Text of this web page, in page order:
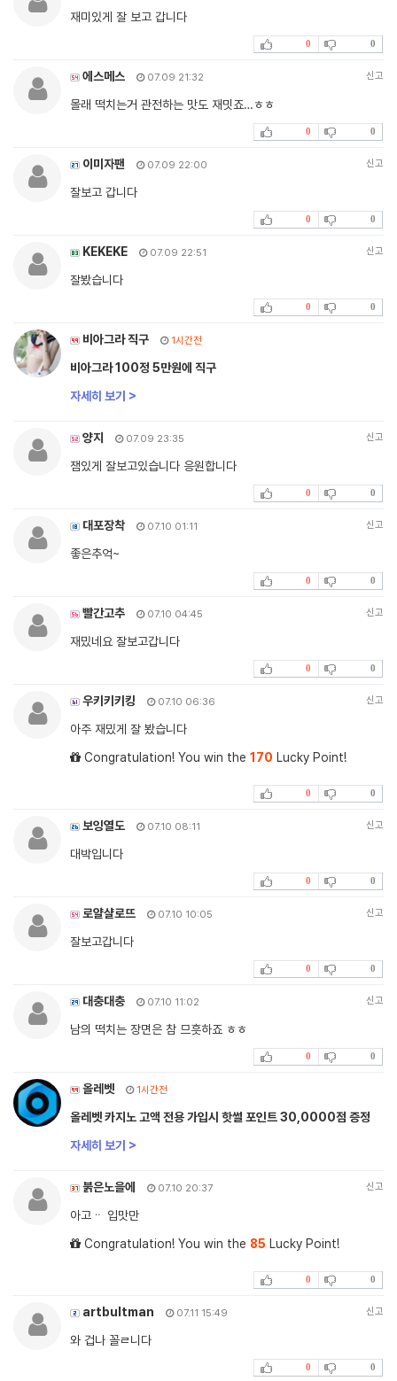
재미있게 잘 보고 갑니다
0 0
에스메스 07.09 21:32 신고
몰래 떡치는거 관전하는 맛도 재밋죠…ㅎㅎ
0 0
이미자팬 07.09 22:00 신고
잘보고 갑니다
0 0
KEKEKE 07.09 22:51 신고
잘봤습니다
0 0
비아그라 직구 1시간전
비아그라 100정 5만원에 직구
자세히 보기 >
양지 07.09 23:35 신고
잼있게 잘보고있습니다 응원합니다
0 0
대포장착 07.10 01:11 신고
좋은추억~
0 0
빨간고추 07.10 04:45 신고
재밌네요 잘보고갑니다
0 0
우키키키킹 07.10 06:36 신고
아주 재밌게 잘 봤습니다
Congratulation! You win the 170 Lucky Point!
0 0
보잉열도 07.10 08:11 신고
대박입니다
0 0
로얄샬로뜨 07.10 10:05 신고
잘보고갑니다
0 0
대충대충 07.10 11:02 신고
남의 떡치는 장면은 참 므흣하죠 ㅎㅎ
0 0
올레벳 1시간전
올레벳 카지노 고액 전용 가입시 핫썰 포인트 30,0000점 증정
자세히 보기 >
붉은노을에 07.10 20:37 신고
아고ᆢ 입맛만
Congratulation! You win the 85 Lucky Point!
0 0
artbultman 07.11 15:49 신고
와 겁나 꼴ㄹ니다
0 0